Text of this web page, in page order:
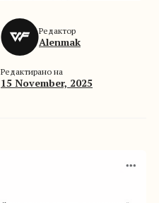
Редактор
Alenmak
Редактирано на
15 November, 2025